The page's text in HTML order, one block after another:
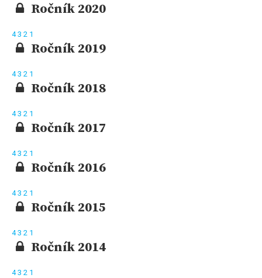
Ročník 2020
43 2 1
Ročník 2019
43 2 1
Ročník 2018
43 2 1
Ročník 2017
43 2 1
Ročník 2016
43 2 1
Ročník 2015
43 2 1
Ročník 2014
43 2 1